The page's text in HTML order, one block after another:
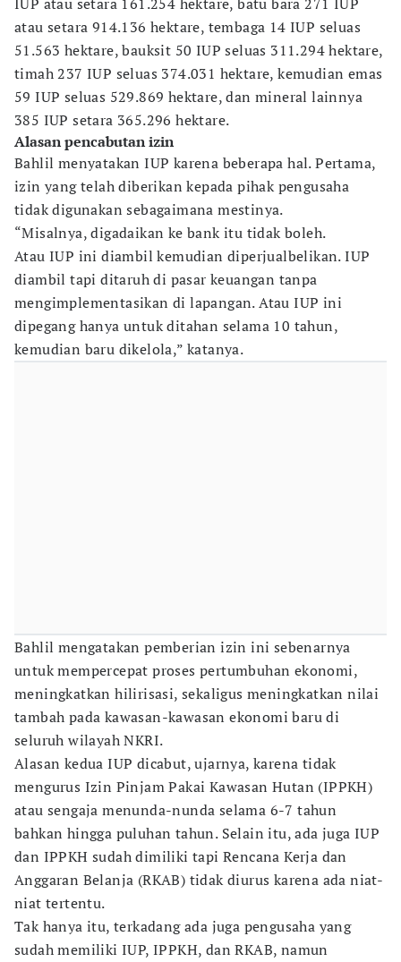
atau setara 914.136 hektare, tembaga 14 IUP seluas
51.563 hektare, bauksit 50 IUP seluas 311.294 hektare,
timah 237 IUP seluas 374.031 hektare, kemudian emas
59 IUP seluas 529.869 hektare, dan mineral lainnya
385 IUP setara 365.296 hektare.
Alasan pencabutan izin
Bahlil menyatakan IUP karena beberapa hal. Pertama,
izin yang telah diberikan kepada pihak pengusaha
tidak digunakan sebagaimana mestinya.
“Misalnya, digadaikan ke bank itu tidak boleh.
Atau IUP ini diambil kemudian diperjualbelikan. IUP
diambil tapi ditaruh di pasar keuangan tanpa
mengimplementasikan di lapangan. Atau IUP ini
dipegang hanya untuk ditahan selama 10 tahun,
kemudian baru dikelola,” katanya.
Bahlil mengatakan pemberian izin ini sebenarnya
untuk mempercepat proses pertumbuhan ekonomi,
meningkatkan hilirisasi, sekaligus meningkatkan nilai
tambah pada kawasan-kawasan ekonomi baru di
seluruh wilayah NKRI.
Alasan kedua IUP dicabut, ujarnya, karena tidak
mengurus Izin Pinjam Pakai Kawasan Hutan (IPPKH)
atau sengaja menunda-nunda selama 6-7 tahun
bahkan hingga puluhan tahun. Selain itu, ada juga IUP
dan IPPKH sudah dimiliki tapi Rencana Kerja dan
Anggaran Belanja (RKAB) tidak diurus karena ada niat-
niat tertentu.
Tak hanya itu, terkadang ada juga pengusaha yang
sudah memiliki IUP, IPPKH, dan RKAB, namun